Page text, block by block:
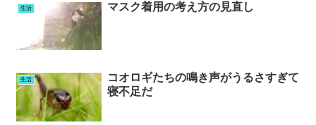
生活 マスク着用の考え方の見直し
生活
コオロギたちの鳴き声がうるさすぎて
寝不足だ